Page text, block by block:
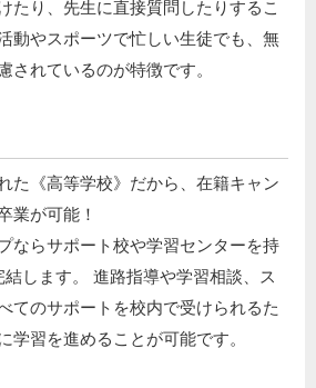
たり、先生に直接質問したりするこ
動やスポーツで忙しい生徒でも、無
されているのが特徴です。
た《高等学校》だから、在籍キャン
業が可能！
ならサポート校や学習センターを持
します。 進路指導や学習相談、ス
てのサポートを校内で受けられるた
学習を進めることが可能です。